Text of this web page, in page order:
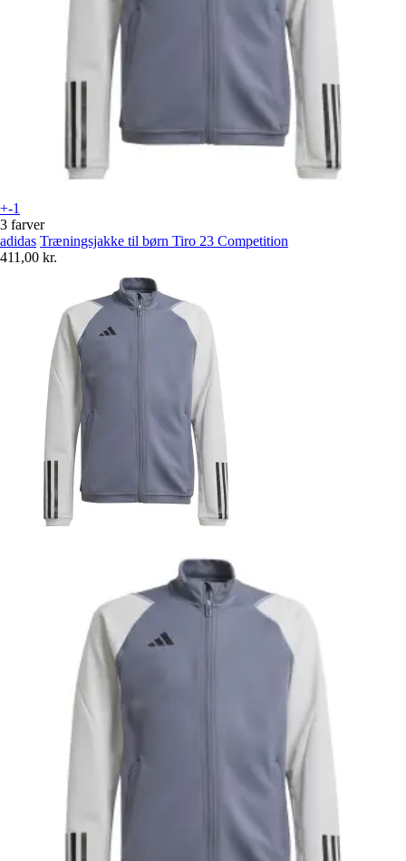
+-1
3 farver
adidas Træningsjakke til børn Tiro 23 Competition
411,00 kr.